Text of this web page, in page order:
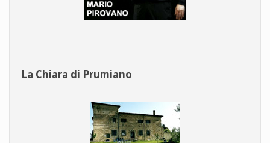
La Chiara di Prumiano